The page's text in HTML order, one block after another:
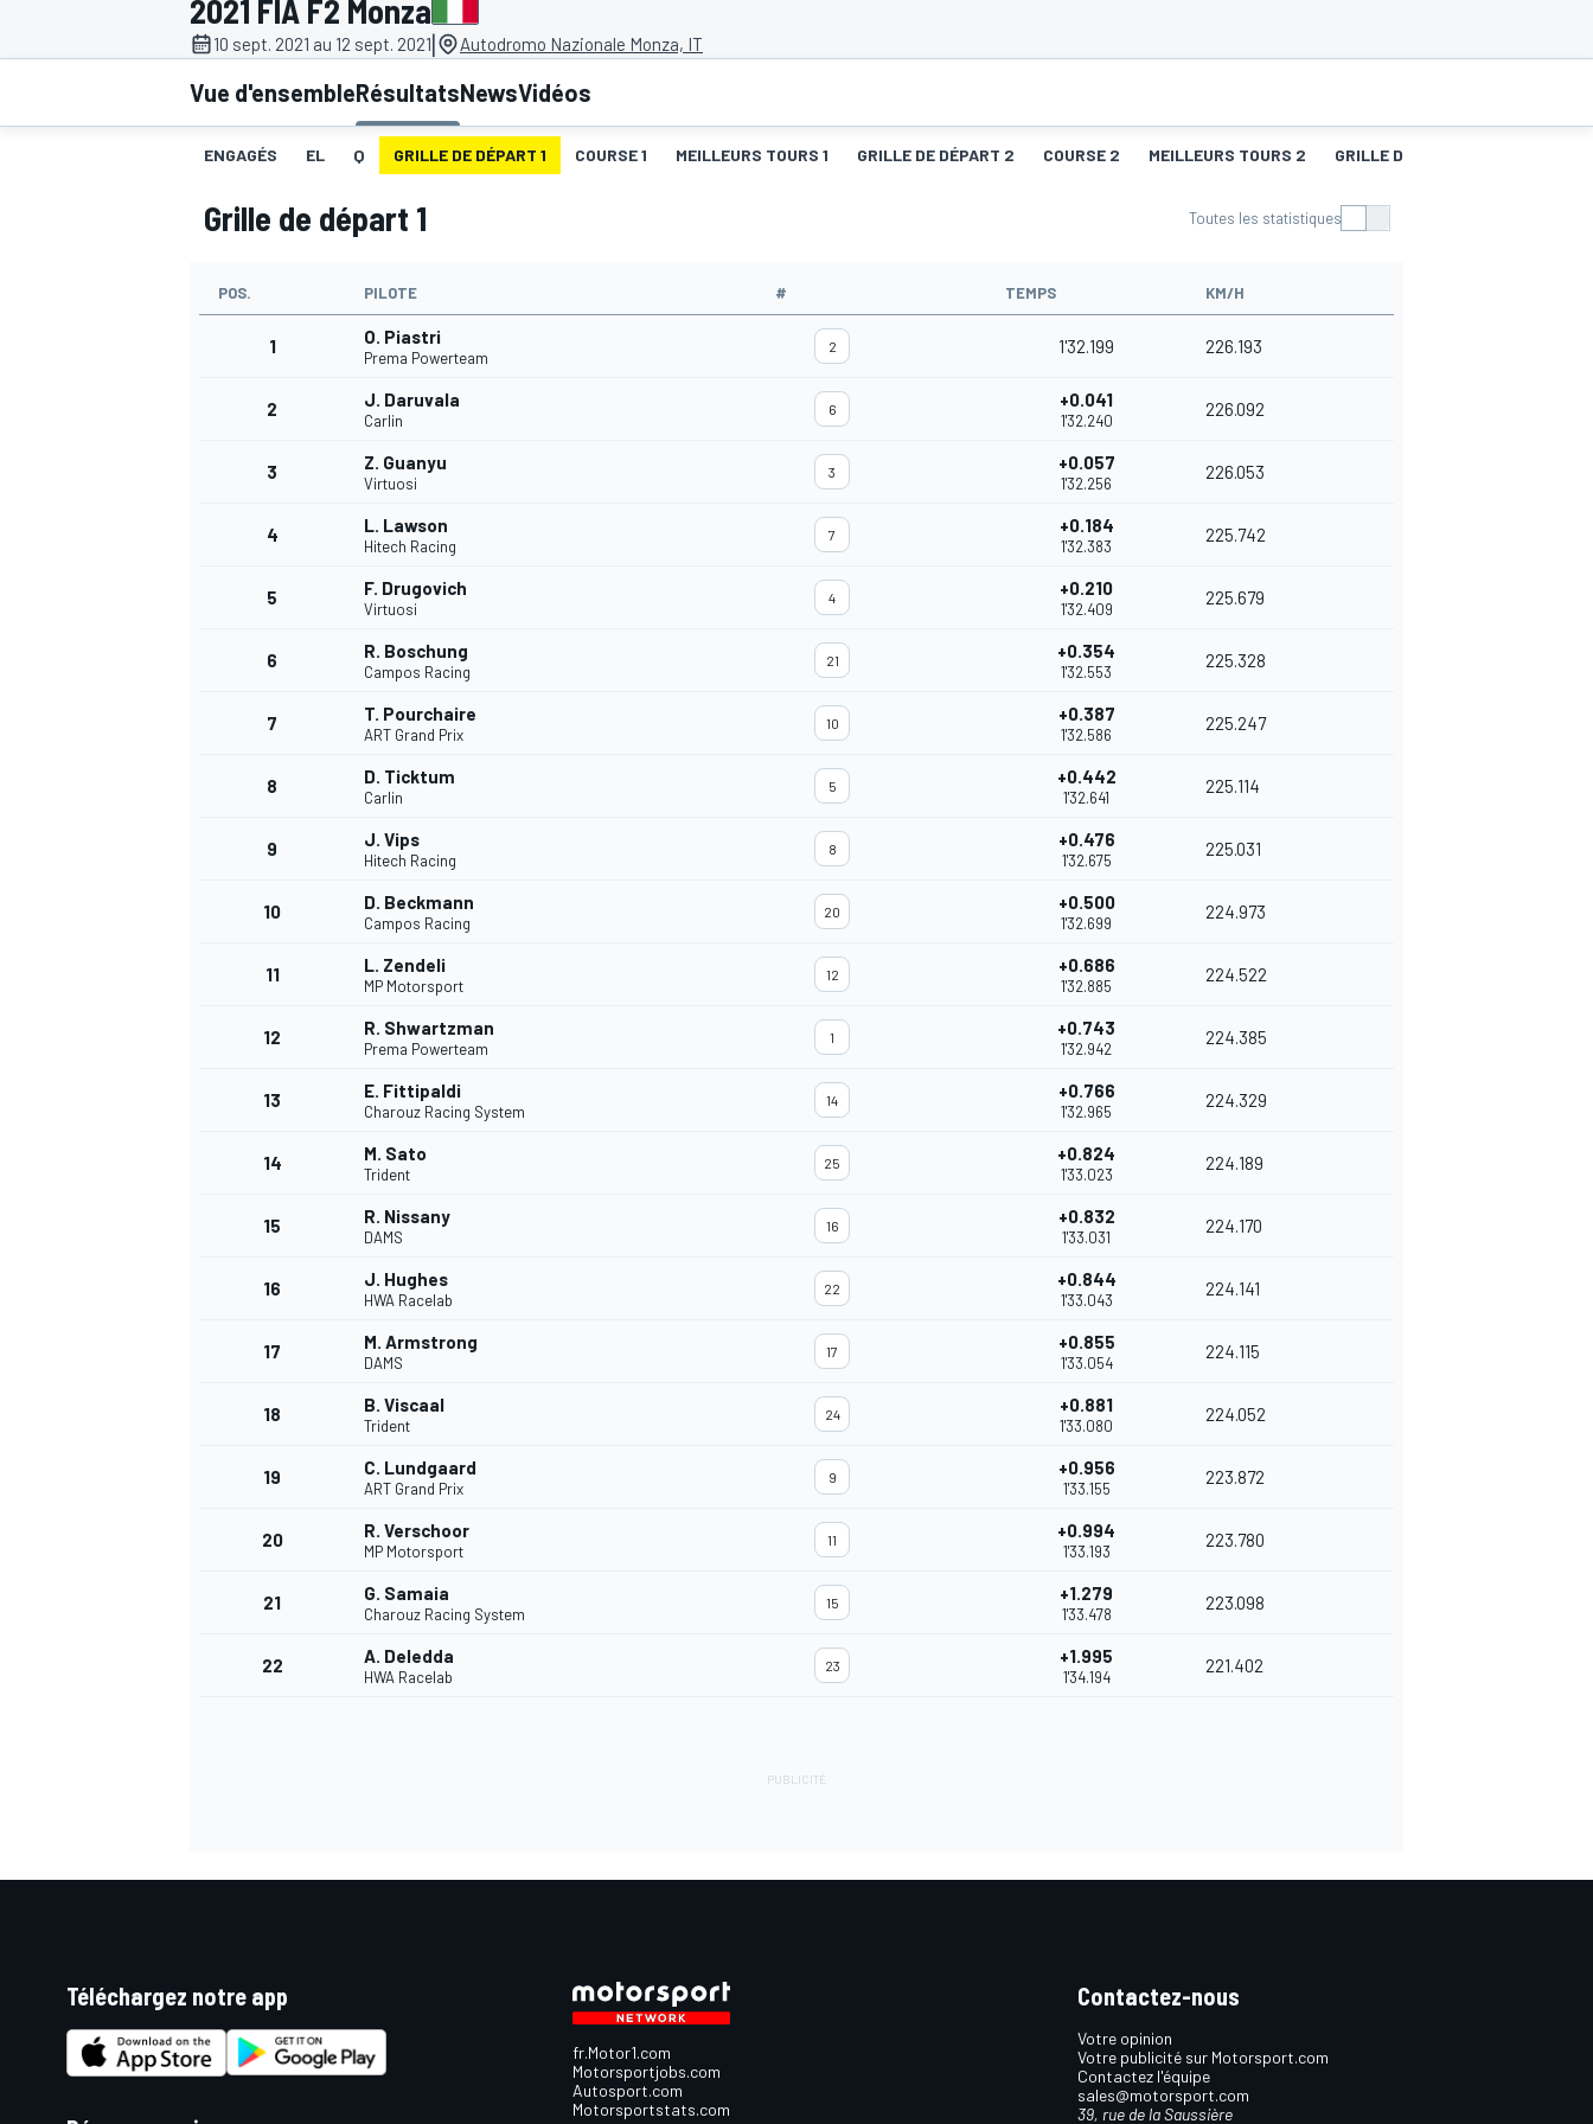
2021 FIA F2 Monza
10 sept. 2021 au 12 sept. 2021| Autodromo Nazionale Monza, IT
Vue d'ensembleRésultatsNewsVidéos
ENGAGÉS EL Q GRILLE DE DÉPART 1 COURSE 1 MEILLEURS TOURS 1 GRILLE DE DÉPART 2 COURSE 2 MEILLEURS TOURS 2 GRILLE DE DÉPART 3
Grille de départ 1 Toutes les statistiques
POS. PILOTE # TEMPS KM/H
1 O. Piastri
Prema Powerteam
2 1'32.199 226.193
2 J. Daruvala
Carlin
6 +0.041
1'32.240
226.092
3 Z. Guanyu
Virtuosi
3 +0.057
1'32.256
226.053
4 L. Lawson
Hitech Racing
7 +0.184
1'32.383
225.742
5 F. Drugovich
Virtuosi
4 +0.210
1'32.409
225.679
6 R. Boschung
Campos Racing
21 +0.354
1'32.553
225.328
7 T. Pourchaire
ART Grand Prix
10 +0.387
1'32.586
225.247
8 D. Ticktum
Carlin
5 +0.442
1'32.641
225.114
9 J. Vips
Hitech Racing
8 +0.476
1'32.675
225.031
10 D. Beckmann
Campos Racing
20 +0.500
1'32.699
224.973
11 L. Zendeli
MP Motorsport
12 +0.686
1'32.885
224.522
12 R. Shwartzman
Prema Powerteam
1 +0.743
1'32.942
224.385
13 E. Fittipaldi
Charouz Racing System
14 +0.766
1'32.965
224.329
14 M. Sato
Trident
25 +0.824
1'33.023
224.189
15 R. Nissany
DAMS
16 +0.832
1'33.031
224.170
16 J. Hughes
HWA Racelab
22 +0.844
1'33.043
224.141
17 M. Armstrong
DAMS
17 +0.855
1'33.054
224.115
18 B. Viscaal
Trident
24 +0.881
1'33.080
224.052
19 C. Lundgaard
ART Grand Prix
9 +0.956
1'33.155
223.872
20 R. Verschoor
MP Motorsport
11 +0.994
1'33.193
223.780
21 G. Samaia
Charouz Racing System
15 +1.279
1'33.478
223.098
22 A. Deledda
HWA Racelab
23 +1.995
1'34.194
221.402
Téléchargez notre app
fr.Motor1.com
Motorsportjobs.com
Autosport.com
Motorsportstats.com
Contactez-nous
Votre opinion
Votre publicité sur Motorsport.com
Contactez l'équipe
sales@motorsport.com
39, rue de la Saussière